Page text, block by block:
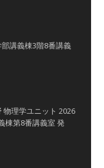
講義棟3階8番講義
物理学ユニット 2026
第8番講義室 発